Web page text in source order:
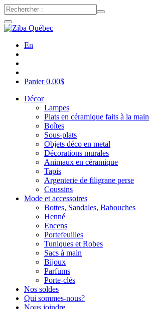
En
Panier0.00$
Décor
Lampes
Plats en céramique faits à la main
Boîtes
Sous-plats
Objets déco en metal
Décorations murales
Animaux en céramique
Tapis
Argenterie de filigrane perse
Coussins
Mode et accessoires
Bottes, Sandales, Babouches
Henné
Encens
Portefeuilles
Tuniques et Robes
Sacs à main
Bijoux
Parfums
Porte-clés
Nos soldes
Qui sommes-nous?
Nous joindre